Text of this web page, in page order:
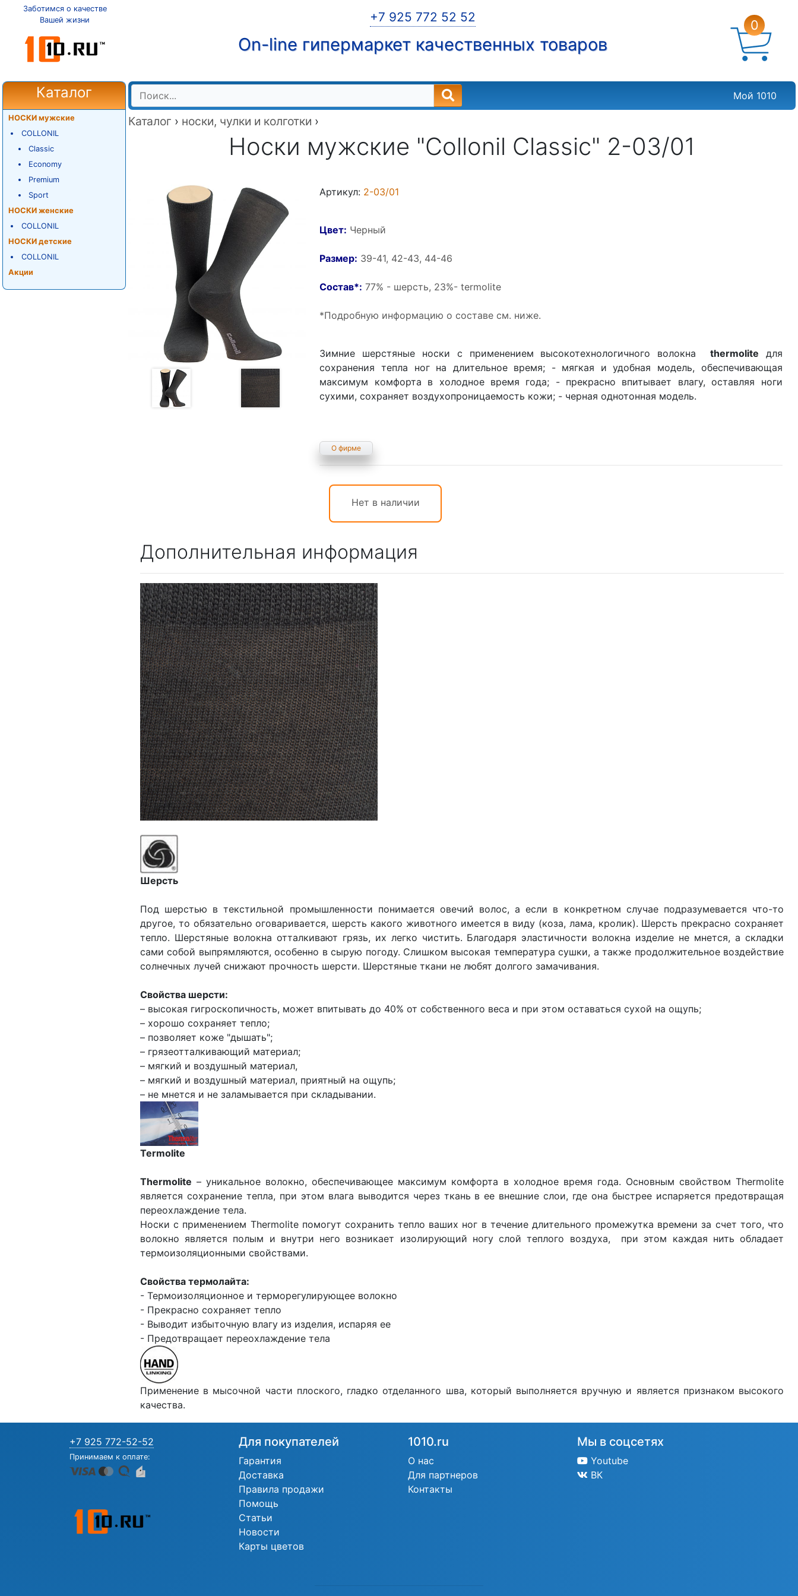
Заботимся о качестве
Вашей жизни
+7 925 772 52 52
On-line гипермаркет качественных товаров
0
Каталог
НОСКИ мужские
COLLONIL
Classic
Economy
Premium
Sport
НОСКИ женские
COLLONIL
НОСКИ детские
COLLONIL
Акции
Мой 1010
Каталог › носки, чулки и колготки ›
Носки мужские "Collonil Classic" 2-03/01
Артикул: 2-03/01
Цвет: Черный
Размер: 39-41, 42-43, 44-46
Состав*: 77% - шерсть, 23%- termolite
*Подробную информацию о составе см. ниже.
Зимние шерстяные носки с применением высокотехнологичного волокна thermolite для
сохранения тепла ног на длительное время; - мягкая и удобная модель, обеспечивающая
максимум комфорта в холодное время года; - прекрасно впитывает влагу, оставляя ноги
сухими, сохраняет воздухопроницаемость кожи; - черная однотонная модель.
О фирме
Нет в наличии
Дополнительная информация
Шерсть
Под шерстью в текстильной промышленности понимается овечий волос, а если в конкретном случае подразумевается что-то
другое, то обязательно оговаривается, шерсть какого животного имеется в виду (коза, лама, кролик). Шерсть прекрасно сохраняет
тепло. Шерстяные волокна отталкивают грязь, их легко чистить. Благодаря эластичности волокна изделие не мнется, а складки
сами собой выпрямляются, особенно в сырую погоду. Слишком высокая температура сушки, а также продолжительное воздействие
солнечных лучей снижают прочность шерсти. Шерстяные ткани не любят долгого замачивания.
Свойства шерсти:
– высокая гигроскопичность, может впитывать до 40% от собственного веса и при этом оставаться сухой на ощупь;
– хорошо сохраняет тепло;
– позволяет коже "дышать";
– грязеотталкивающий материал;
– мягкий и воздушный материал,
– мягкий и воздушный материал, приятный на ощупь;
– не мнется и не заламывается при складывании.
Termolite
Thermolite – уникальное волокно, обеспечивающее максимум комфорта в холодное время года. Основным свойством Thermolite
является сохранение тепла, при этом влага выводится через ткань в ее внешние слои, где она быстрее испаряется предотвращая
переохлаждение тела.
Носки с применением Thermolite помогут сохранить тепло ваших ног в течение длительного промежутка времени за счет того, что
волокно является полым и внутри него возникает изолирующий ногу слой теплого воздуха, при этом каждая нить обладает
термоизоляционными свойствами.
Свойства термолайта:
- Термоизоляционное и терморегулирующее волокно
- Прекрасно сохраняет тепло
- Выводит избыточную влагу из изделия, испаряя ее
- Предотвращает переохлаждение тела
Применение в мысочной части плоского, гладко отделанного шва, который выполняется вручную и является признаком высокого
качества.
+7 925 772-52-52
Принимаем к оплате:
Для покупателей
Гарантия
Доставка
Правила продажи
Помощь
Статьи
Новости
Карты цветов
1010.ru
О нас
Для партнеров
Контакты
Мы в соцсетях
Youtube
ВК